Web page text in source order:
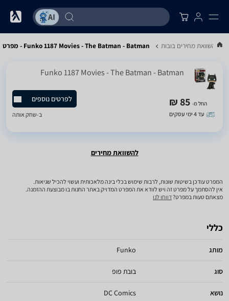
השוואת מחירים בובות Funko 1187 Movies - The Batman - Batman - מפרט
Funko 1187 Movies - The Batman - Batman
החל מ- 85 ₪
עד 4 ימי עסקים
לפרטים נוספים
ב-שחק אותה
להשוואת מחירים
המפרט עודכן בשיטות שונות, לרבות שימוש בכלי בינה מלאכותית ועשוי להכיל שגיאות.
אין להסתמך על מפרט זה ויש לוודא את המפרט המדויק באתר החנות בו מבוצעת ההזמנה.
מצאתם טעות במפרט?דווחו לנו
כללי
מותג Funko
סוג בובת פופ
נושא DC Comics